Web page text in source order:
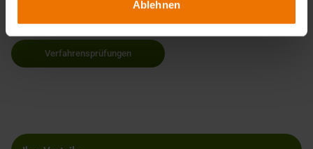
Ablehnen
Verfahrensprüfungen